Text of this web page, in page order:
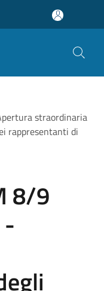
straordinaria
rappresentanti di
8/9